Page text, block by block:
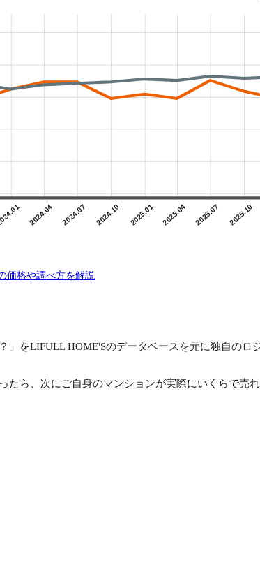
2024.04 2024.07 2024.10 2025.01 2025.04 2025.07 2025.10
価格や調べ方を解説
をLIFULL HOME'Sのデータベースを元に独自のロ
たら、次にご自身のマンションが実際にいくらで売